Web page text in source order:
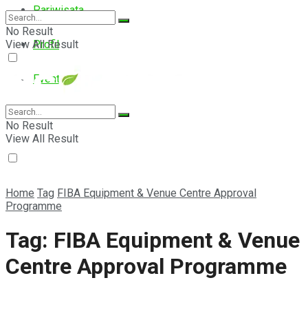
Pariwisata
Profil
Event
E-Magazine
No Result
View All Result
No Result
View All Result
Home Tag FIBA Equipment & Venue Centre Approval
Programme
Tag: FIBA Equipment & Venue
Centre Approval Programme